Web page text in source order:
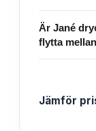
Är Jané
flytta
Jämför